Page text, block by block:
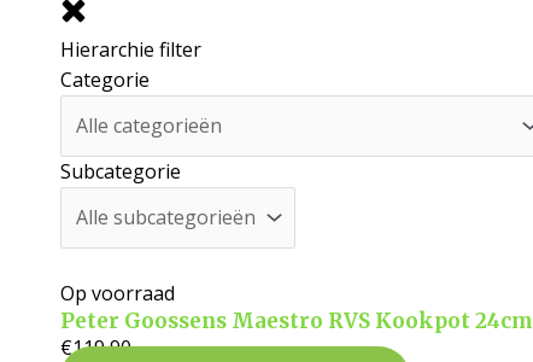
Hierarchie filter
Categorie
Subcategorie
Op voorraad
Peter Goossens Maestro RVS Kookpot 24cm
€119,90